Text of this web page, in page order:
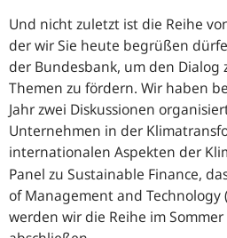
Und nicht zuletzt ist die Reihe
der wir Sie heute begrüßen
der Bundesbank, um den Dialog
Themen zu fördern. Wir haben
Jahr zwei Diskussionen
Unternehmen in der
internationalen Aspekten der
Panel zu Sustainable Finance,
of Management and Technology
werden wir die Reihe im Sommer